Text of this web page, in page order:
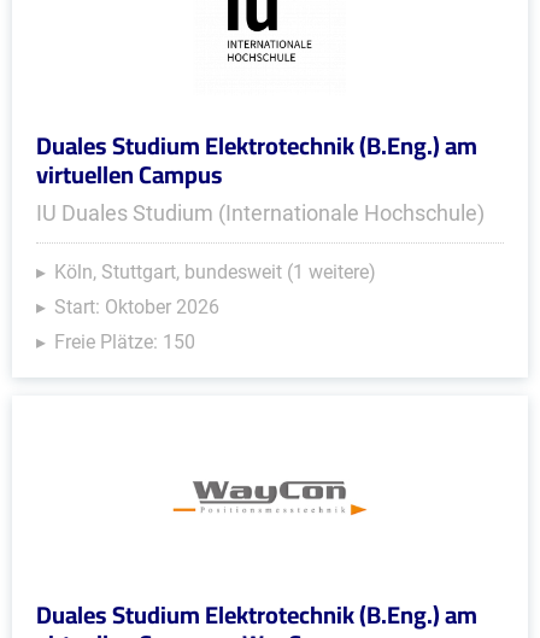
Duales Studium Elektrotechnik (B.Eng.) am
virtuellen Campus
IU Duales Studium (Internationale Hochschule)
Köln, Stuttgart, bundesweit (1 weitere)
Start: Oktober 2026
Freie Plätze: 150
Duales Studium Elektrotechnik (B.Eng.) am